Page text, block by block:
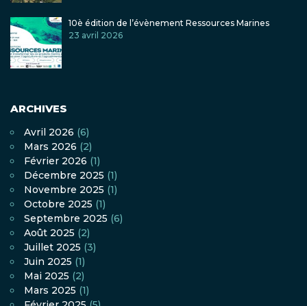
10è édition de l’évènement Ressources Marines
23 avril 2026
ARCHIVES
Avril 2026 (6)
Mars 2026 (2)
Février 2026 (1)
Décembre 2025 (1)
Novembre 2025 (1)
Octobre 2025 (1)
Septembre 2025 (6)
Août 2025 (2)
Juillet 2025 (3)
Juin 2025 (1)
Mai 2025 (2)
Mars 2025 (1)